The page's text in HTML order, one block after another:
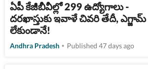
ఏపీ కేజీబీవీల్లో 299 ఉద్యోగాలు -
దరఖాస్తుకు ఇవాళే చివరి తేదీ, ఎగ్జామ్
లేకుండానే!
Andhra Pradesh Published 47 days ago